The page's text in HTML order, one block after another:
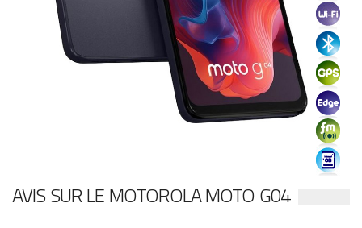
AVIS SUR LE MOTOROLA MOTO G04